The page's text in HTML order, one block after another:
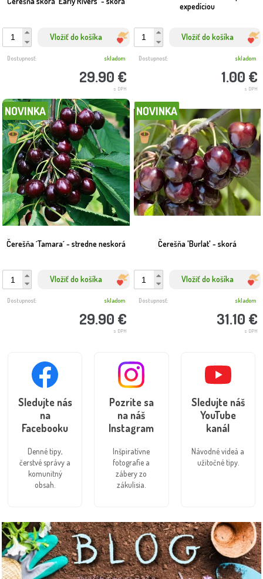
Vložiť do košíka
29.90 €
s DPH
Dostupnosť: skladom
expedíciou
Vložiť do košíka
1.00 €
s DPH
Dostupnosť: skladom
Čerešňa ´Tamara´ - stredne neskorá
NOVINKA
Vložiť do košíka
29.90 €
s DPH
Dostupnosť: skladom
Čerešňa 'Burlat' - skorá
NOVINKA
Vložiť do košíka
31.10 €
s DPH
Dostupnosť: skladom
Sledujte nás
na
Facebooku
Denné tipy,
čerstvé správy a
komunitný
obsah.
Pozrite sa
na náš
Instagram
Inšpiratívne
fotografie a
zábery zo
zákulisia.
Sledujte náš
YouTube
kanál
Návodné videá a
užitočné tipy.